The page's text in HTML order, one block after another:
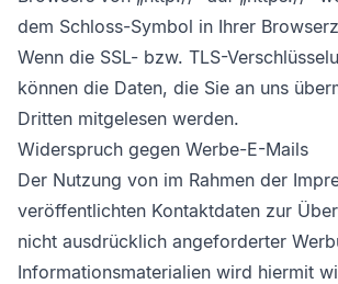
dem Schloss-Symbol in Ihrer
Wenn die SSL- bzw. TLS-
können die Daten, die Sie an uns
Dritten mitgelesen werden.
Widerspruch gegen Werbe-E-Mails
Der Nutzung von im Rahmen der
veröffentlichten Kontaktdaten zur
nicht ausdrücklich angeforderter
Informationsmaterialien wird hiermit